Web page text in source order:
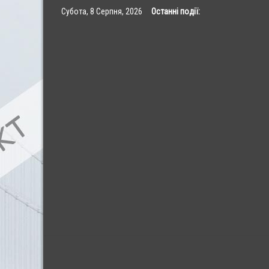
Субота, 8 Серпня, 2026 Останні події: